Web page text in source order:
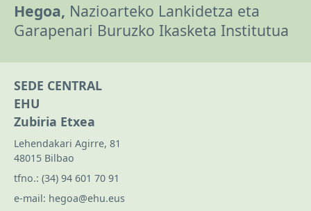
Hegoa, Nazioarteko Lankidetza eta
Garapenari Buruzko Ikasketa Institutua
SEDE CENTRAL
EHU
Zubiria Etxea
Lehendakari Agirre, 81
48015 Bilbao
tfno.: (34) 94 601 70 91
e-mail: hegoa@ehu.eus